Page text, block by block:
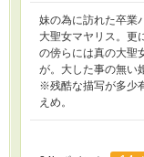
妹の為に訪れた卒業
大聖女マヤリス。更
の傍らには真の大聖
が。大した事の無い
※残酷な描写が多少
えめ。